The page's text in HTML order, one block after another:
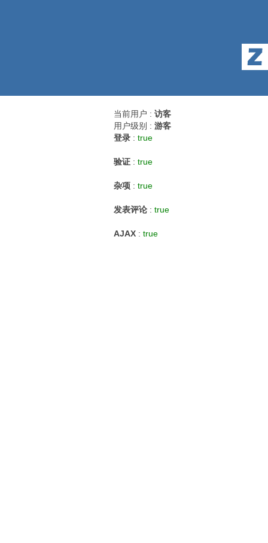
当前用户 : 访客
用户级别 : 游客
登录 : true
验证 : true
杂项 : true
发表评论 : true
AJAX : true